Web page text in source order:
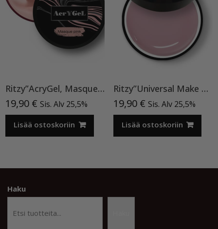
Ritzy”AcryGel, Masque Pink”15ml TPO-VAPAA
19,90 € Sis. Alv 25,5%
Lisää ostoskoriin
Ritzy”Universal Make Up”15ml, rakennegeeli TPO vapaa
19,90 € Sis. Alv 25,5%
Lisää ostoskoriin
Haku